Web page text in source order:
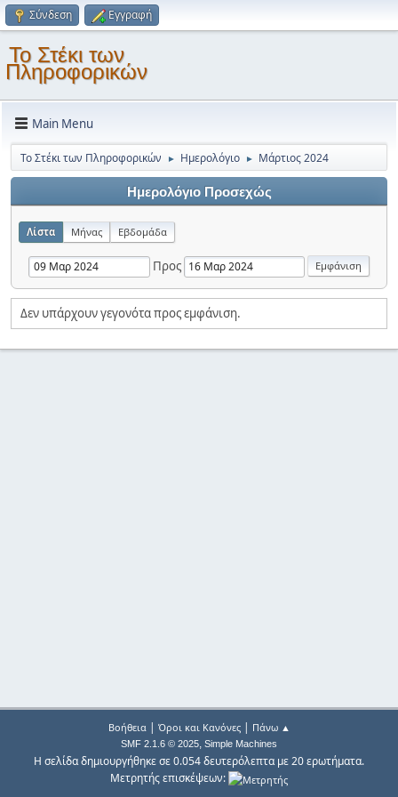
Σύνδεση Εγγραφή
Το Στέκι των
Πληροφορικών
Main Menu
Το Στέκι των Πληροφορικών ► Ημερολόγιο ► Μάρτιος 2024
Ημερολόγιο Προσεχώς
Λίστα Μήνας Εβδομάδα
Προς
Δεν υπάρχουν γεγονότα προς εμφάνιση.
Βοήθεια| Όροι και Κανόνες| Πάνω ▲
SMF 2.1.6 © 2025, Simple Machines
Η σελίδα δημιουργήθηκε σε 0.054 δευτερόλεπτα με 20 ερωτήματα.
Μετρητής επισκέψεων: